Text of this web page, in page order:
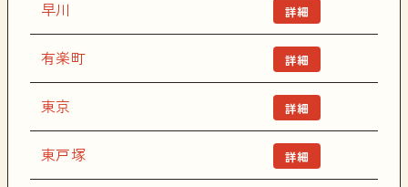
早川 詳細
有楽町 詳細
東京 詳細
東戸塚 詳細